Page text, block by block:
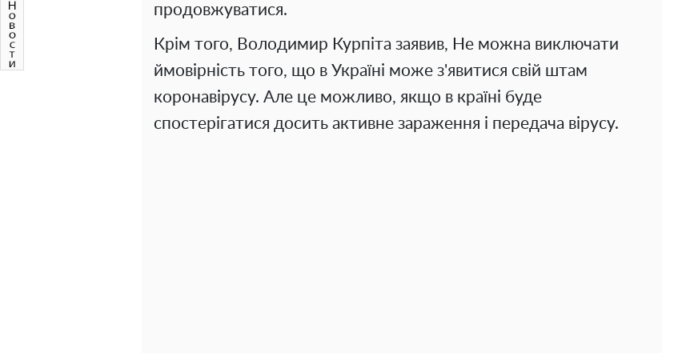
продовжуватися.
Крім того, Володимир Курпіта заявив, Не можна виключати
ймовірність того, що в Україні може з'явитися свій штам
коронавірусу. Але це можливо, якщо в країні буде
спостерігатися досить активне зараження і передача вірусу.